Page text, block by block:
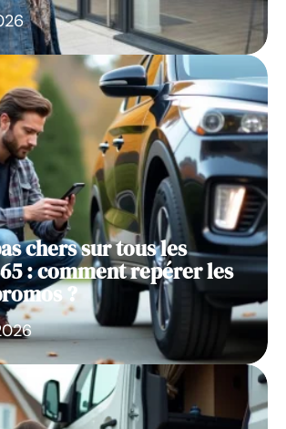
chers sur tous les
: comment repérer les
?